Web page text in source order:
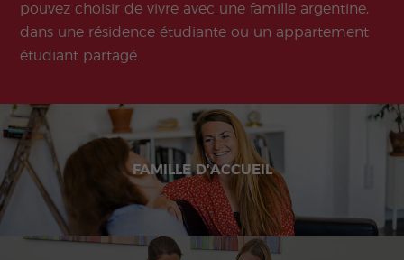
pouvez choisir de vivre avec une famille argentine,
dans une résidence étudiante ou un appartement
étudiant partagé.
FAMILLE D'ACCUEIL